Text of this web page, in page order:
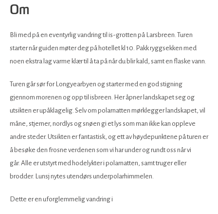
Om
Bli med på en eventyrlig vandring til is-grotten på Larsbreen. Turen
starter når guiden møter deg på hotellet kl 10. Pakk ryggsekken med
noen ekstra lag varme klær til å ta på når du blir kald, samt en flaske vann.
Turen går sør for Longyearbyen og starter med en god stigning
gjennom morenen og opp til isbreen. Her åpner landskapet seg og
utsikten er upåklagelig. Selv om polarnatten mørklegger landskapet, vil
måne, stjerner, nordlys og snøen gi et lys som man ikke kan oppleve
andre steder. Utsikten er fantastisk, og ett av høydepunktene på turen er
å besøke den frosne verdenen som vi har under og rundt oss når vi
går. Alle er utstyrt med hodelykter i polarnatten, samt truger eller
brodder. Lunsj nytes utendørs underpolarhimmelen.
Dette er en uforglemmelig vandring i